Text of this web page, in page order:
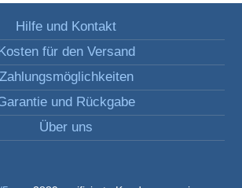
Hilfe und Kontakt
für den Versand
Zahlungsmöglichkeiten
und Rückgabe
Über uns